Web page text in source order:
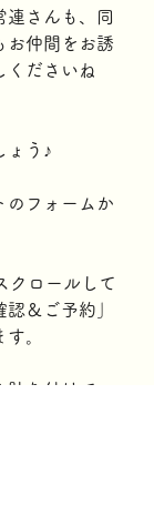
連さんも、同
お仲間をお誘
くださいね
ょう♪
のフォームか
クロールして
＆ご予約」
。
貼り付けて